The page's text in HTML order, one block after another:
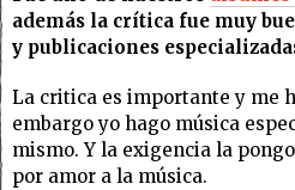
además la crítica fue muy
y publicaciones
La critica es importante y me
embargo yo hago música
mismo. Y la exigencia la
por amor a la música.